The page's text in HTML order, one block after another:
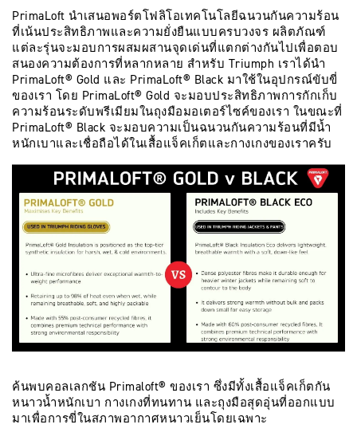
PrimaLoft นำเสนอพอร์ตโฟลิโอเทคโนโลยีฉนวนกันความร้อน
ที่เน้นประสิทธิภาพและความยั่งยืนแบบครบวงจร ผลิตภัณฑ์
แต่ละรุ่นจะมอบการผสมผสานจุดเด่นที่แตกต่างกันไปเพื่อตอบ
สนองความต้องการที่หลากหลาย สำหรับ Triumph เราได้นำ
PrimaLoft® Gold และ PrimaLoft® Black มาใช้ในอุปกรณ์ขับขี่
ของเรา โดย PrimaLoft® Gold จะมอบประสิทธิภาพการกักเก็บ
ความร้อนระดับพรีเมียมในถุงมือมอเตอร์ไซค์ของเรา ในขณะที่
PrimaLoft® Black จะมอบความเป็นฉนวนกันความร้อนที่มีน้ำ
หนักเบาและเชื่อถือได้ในเสื้อแจ็คเก็ตและกางเกงของเราครับ
ค้นพบคอลเลกชัน Primaloft® ของเรา ซึ่งมีทั้งเสื้อแจ็คเก็ตกัน
หนาวน้ำหนักเบา กางเกงที่ทนทาน และถุงมือสุดอุ่นที่ออกแบบ
มาเพื่อการขี่ในสภาพอากาศหนาวเย็นโดยเฉพาะ